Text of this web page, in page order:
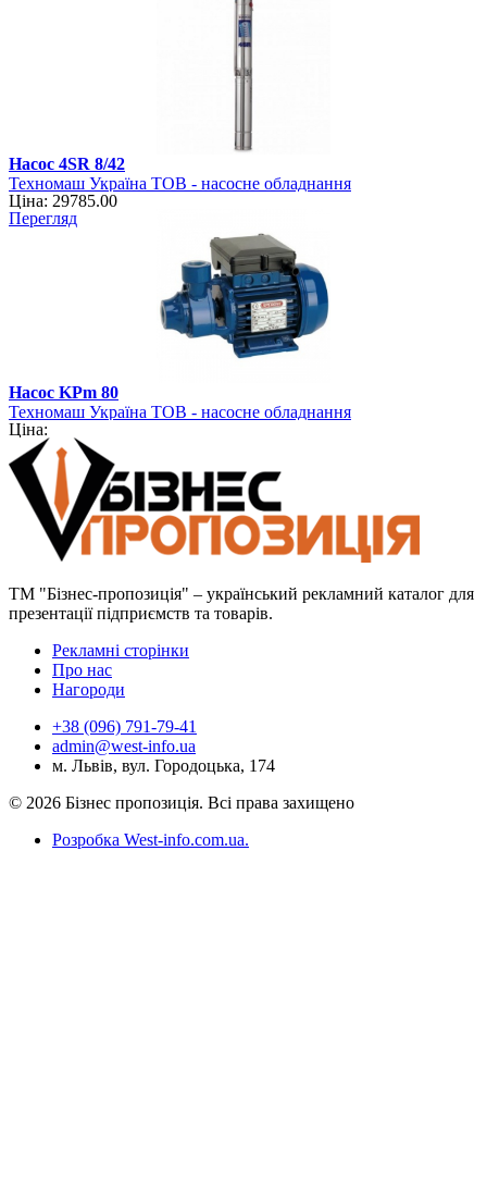
Насос 4SR 8/42
Техномаш Україна ТОВ - насосне обладнання
Ціна: 29785.00
Перегляд
Насос KPm 80
Техномаш Україна ТОВ - насосне обладнання
Ціна:
ТМ "Бізнес-пропозиція" – український рекламний каталог для
презентації підприємств та товарів.
Рекламні сторінки
Про нас
Нагороди
+38 (096) 791-79-41
admin@west-info.ua
м. Львів, вул. Городоцька, 174
© 2026 Бізнес пропозиція. Всі права захищено
Розробка West-info.com.ua.